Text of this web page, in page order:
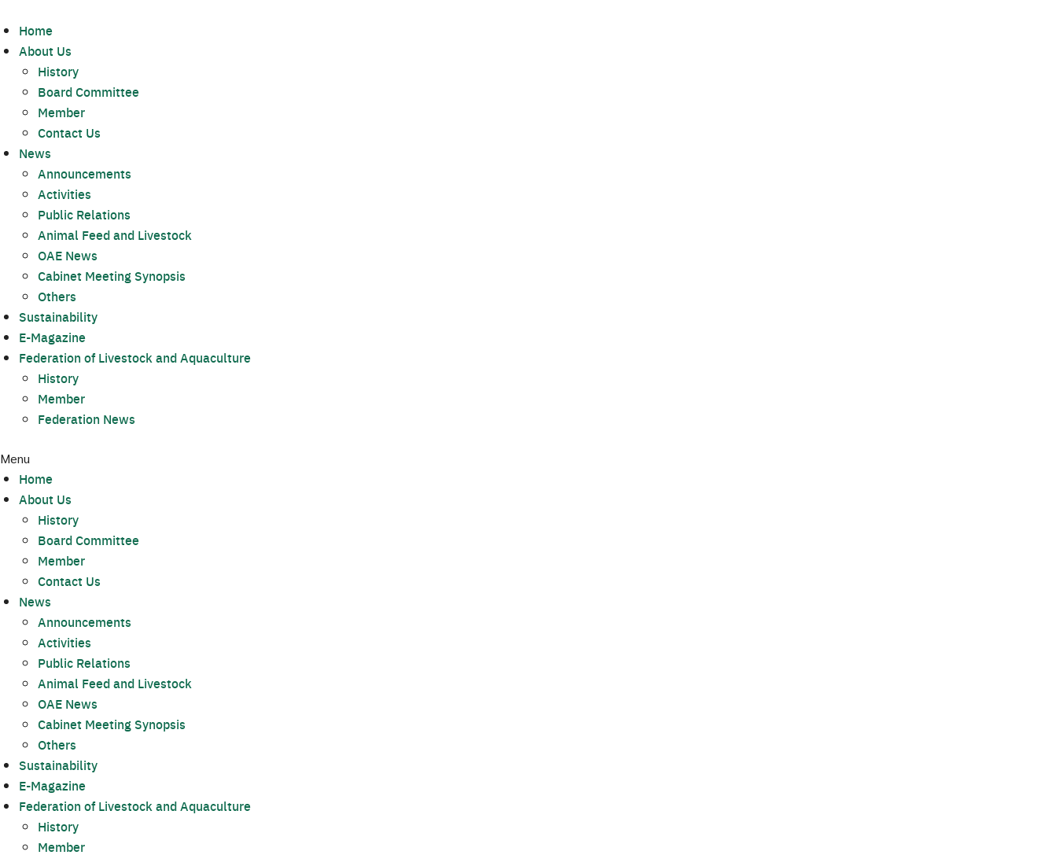
Home
About Us
History
Board Committee
Member
Contact Us
News
Announcements
Activities
Public Relations
Animal Feed and Livestock
OAE News
Cabinet Meeting Synopsis
Others
Sustainability
E-Magazine
Federation of Livestock and Aquaculture
History
Member
Federation News
Menu
Home
About Us
History
Board Committee
Member
Contact Us
News
Announcements
Activities
Public Relations
Animal Feed and Livestock
OAE News
Cabinet Meeting Synopsis
Others
Sustainability
E-Magazine
Federation of Livestock and Aquaculture
History
Member